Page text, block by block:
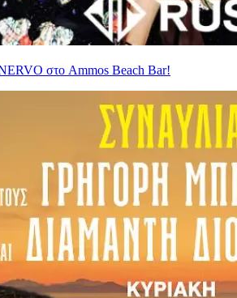
στο Ammos Beach Bar!